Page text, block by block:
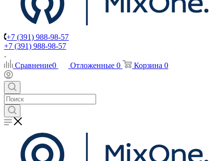
+7 (391) 988-98-57
+7 (391) 988-98-57
Сравнение0 Отложенные 0 Корзина 0